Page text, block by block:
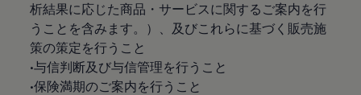
析結果に応じた商品・サービスに関するご案内を行
うことを含みます。）、及びこれらに基づく販売施
策の策定を行うこと
•与信判断及び与信管理を行うこと
•保険満期のご案内を行うこと